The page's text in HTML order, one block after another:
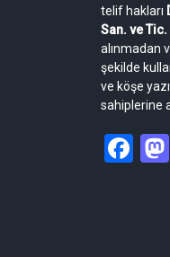
telif hakları
San. ve Tic.
alınmadan
şekilde
ve köşe
sahiplerine